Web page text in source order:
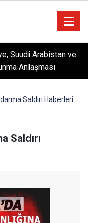
Suudi Arabistan ve
Anlaşması
Destek: Ayhan
Saldırı Haberleri
Saldırı